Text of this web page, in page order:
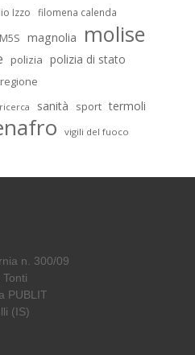
Izzo filomena calenda
M5S magnolia molise
polizia polizia di stato
regione
ricerca sanità sport termoli
vigili del fuoco
n. 300/09
PUBLIT
(IS)